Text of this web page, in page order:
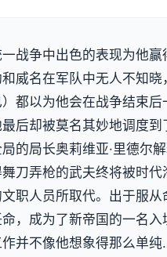
战争中出色的表现为他赢
威名在军队中无人不知
都以为他会在战争结束
后却被莫名其妙地调度
的局长奥莉维亚·里德尔
刀弄枪的武夫终将被时
职人员所取代。出于服
，成为了新帝国的一名
作并不像他想象得那么单